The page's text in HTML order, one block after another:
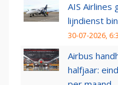
AIS Airlines
lijndienst
30-07-2026,
Airbus
halfjaar: